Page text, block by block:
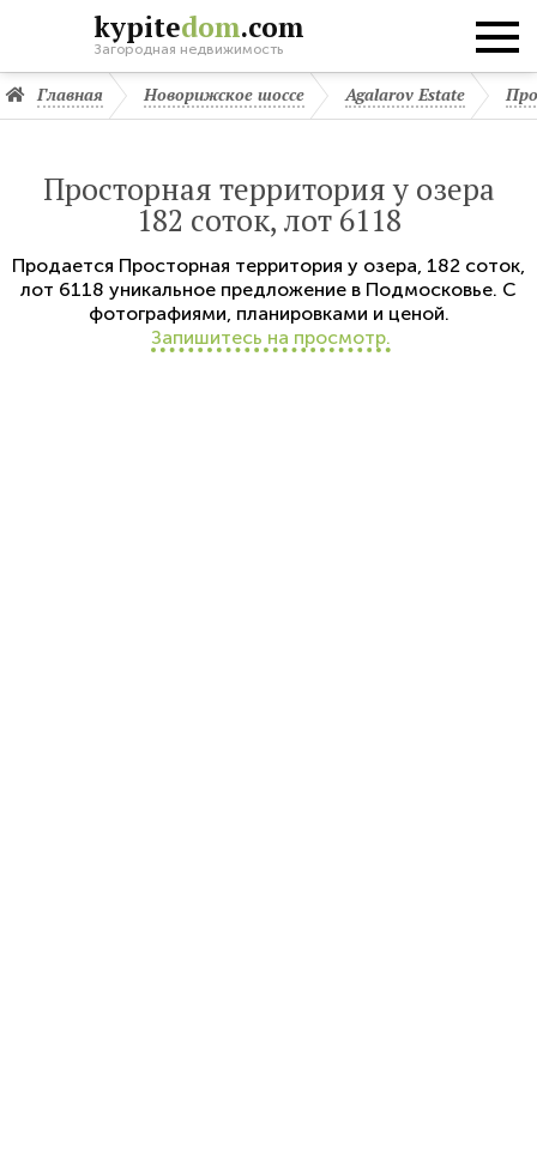
kypitedom.com
Загородная недвижимость
Главная Новорижское шоссе Agalarov Estate
Просторная территория у озера
182 соток, лот 6118
Продается Просторная территория у озера, 182 соток,
лот 6118 уникальное предложение в Подмосковье. С
фотографиями, планировками и ценой.
Запишитесь на просмотр.